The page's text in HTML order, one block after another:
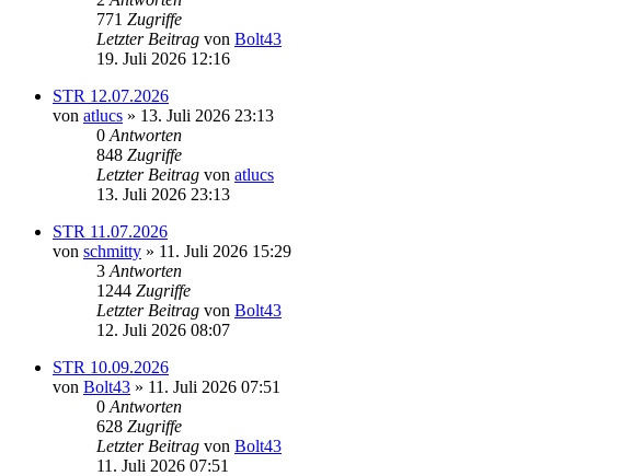
771 Zugriffe
Letzter Beitrag von Bolt43
19. Juli 2026 12:16
STR 12.07.2026
von atlucs » 13. Juli 2026 23:13
0 Antworten
848 Zugriffe
Letzter Beitrag von atlucs
13. Juli 2026 23:13
STR 11.07.2026
von schmitty » 11. Juli 2026 15:29
3 Antworten
1244 Zugriffe
Letzter Beitrag von Bolt43
12. Juli 2026 08:07
STR 10.09.2026
von Bolt43 » 11. Juli 2026 07:51
0 Antworten
628 Zugriffe
Letzter Beitrag von Bolt43
11. Juli 2026 07:51